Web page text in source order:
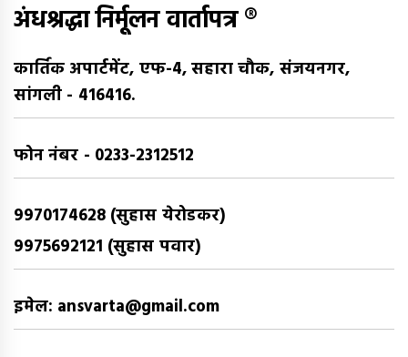
अंधश्रद्धा निर्मूलन वार्तापत्र ®
कार्तिक अपार्टमेंट, एफ-4, सहारा चौक, संजयनगर,
सांगली - 416416.
फोन नंबर - 0233-2312512
9970174628 (सुहास येरोडकर)
9975692121 (सुहास पवार)
इमेल: ansvarta@gmail.com